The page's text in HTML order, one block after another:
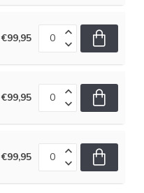
€99,95
€99,95
€99,95